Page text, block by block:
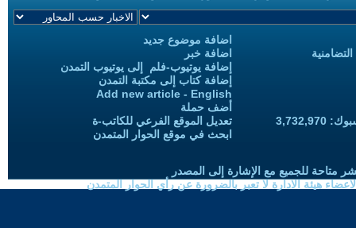
اضافة موضوع جديد
اضافة خبر
إضافة يوتيوب-فلم إلى يوتيوب التمدن
إضافة كتاب إلى مكتبة التمدن
Add new article - English
أضف حملة
تعديل الموقع الفرعي للكاتب-ة
ابحث في موقع الحوار المتمدن
متاحة للجميع مع الإشارة إلى المصدر
هيئة الادارة لا تعبر بالضرورة عن رأي الحوار المتمدن